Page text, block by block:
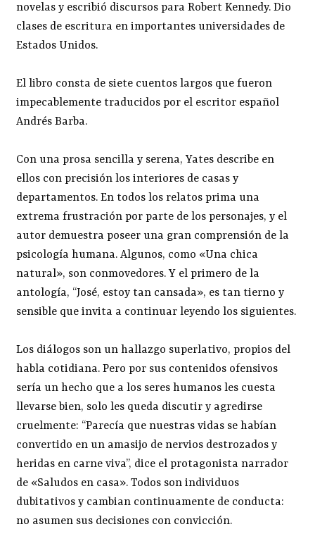
novelas y escribió discursos para Robert Kennedy. Dio
clases de escritura en importantes universidades de
Estados Unidos.
El libro consta de siete cuentos largos que fueron
impecablemente traducidos por el escritor español
Andrés Barba.
Con una prosa sencilla y serena, Yates describe en
ellos con precisión los interiores de casas y
departamentos. En todos los relatos prima una
extrema frustración por parte de los personajes, y el
autor demuestra poseer una gran comprensión de la
psicología humana. Algunos, como «Una chica
natural», son conmovedores. Y el primero de la
antología, “José, estoy tan cansada», es tan tierno y
sensible que invita a continuar leyendo los siguientes.
Los diálogos son un hallazgo superlativo, propios del
habla cotidiana. Pero por sus contenidos ofensivos
sería un hecho que a los seres humanos les cuesta
llevarse bien, solo les queda discutir y agredirse
cruelmente: “Parecía que nuestras vidas se habían
convertido en un amasijo de nervios destrozados y
heridas en carne viva”, dice el protagonista narrador
de «Saludos en casa». Todos son individuos
dubitativos y cambian continuamente de conducta:
no asumen sus decisiones con convicción.